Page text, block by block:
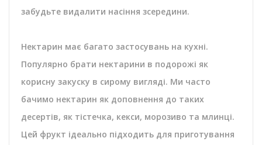
забудьте видалити насіння зсередини.
Нектарин має багато застосувань на кухні.
Популярно брати нектарини в подорожі як
корисну закуску в сирому вигляді. Ми часто
бачимо нектарин як доповнення до таких
десертів, як тістечка, кекси, морозиво та млинці.
Цей фрукт ідеально підходить для приготування